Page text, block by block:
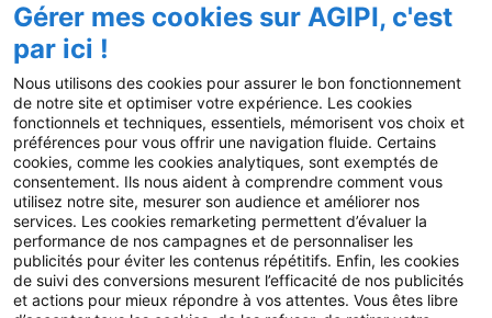
Actualités
Blog
Guides
Fil AGIPI
L’actu pro de la semaine
Presse
FAQ
Gérer mes cookies sur AGIPI, c'est
par ici !
Nous utilisons des cookies pour assurer le bon fonctionnement
de notre site et optimiser votre expérience. Les cookies
fonctionnels et techniques, essentiels, mémorisent vos choix et
préférences pour vous offrir une navigation fluide. Certains
cookies, comme les cookies analytiques, sont exemptés de
consentement. Ils nous aident à comprendre comment vous
utilisez notre site, mesurer son audience et améliorer nos
services. Les cookies remarketing permettent d’évaluer la
performance de nos campagnes et de personnaliser les
publicités pour éviter les contenus répétitifs. Enfin, les cookies
de suivi des conversions mesurent l’efficacité de nos publicités
et actions pour mieux répondre à vos attentes. Vous êtes libre